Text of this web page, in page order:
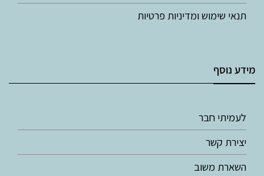
תנאי שימוש ומדיניות פרטיות
מידע נוסף
לעמיתי חבר
יצירת קשר
השארת משוב